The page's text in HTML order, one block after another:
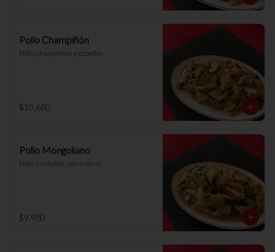
Pollo Champiñón
Pollo, champiñón y cebollín
$10.680
Pollo Mongoliano
Pollo y cebollín, con o sin ají
$9.980